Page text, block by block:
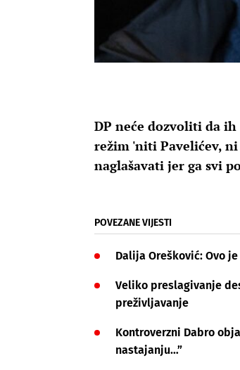
DP neće dozvoliti da
režim 'niti Pavelićev,
naglašavati jer ga svi
POVEZANE VIJESTI
Dalija Orešković: Ovo
Veliko preslagivanje
preživljavanje
Kontroverzni Dabro
nastajanju…”